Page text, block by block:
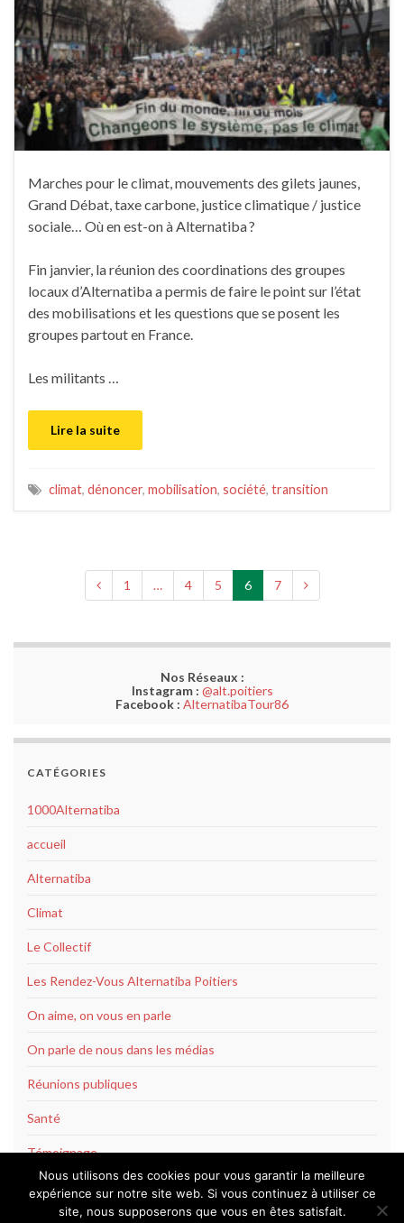
Marches pour le climat, mouvements des gilets jaunes,
Grand Débat, taxe carbone, justice climatique / justice
sociale… Où en est-on à Alternatiba ?
Fin janvier, la réunion des coordinations des groupes
locaux d’Alternatiba a permis de faire le point sur l’état
des mobilisations et les questions que se posent les
groupes partout en France.
Les militants …
Lire la suite
climat, dénoncer, mobilisation, société, transition
1 … 4 5 6 7
Nos Réseaux :
Instagram : @alt.poitiers
Facebook : AlternatibaTour86
CATÉGORIES
1000Alternatiba
accueil
Alternatiba
Climat
Le Collectif
Les Rendez-Vous Alternatiba Poitiers
On aime, on vous en parle
On parle de nous dans les médias
Réunions publiques
Santé
Témoignage
Nous utilisons des cookies pour vous garantir la meilleure
expérience sur notre site web. Si vous continuez à utiliser ce
site, nous supposerons que vous en êtes satisfait.